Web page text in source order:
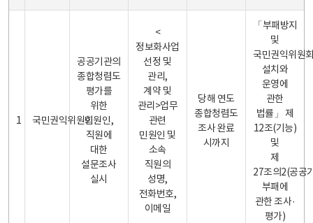
1 국민권익위원회
공공기관의
종합청렴도
평가를
위한
민원인,
직원에
대한
설문조사
실시
<
정보화사업
선정 및
관리,
계약 및
관리>업무
관련
민원인 및
소속
직원의
성명,
전화번호,
이메일
당해 연도
종합청렴도
조사 완료
시까지
「부패방지
및
국민권익위원
설치와
운영에
관한
법률」 제
12조(기능)
및
제
27조의2(공공
부패에
관한 조사·
평가)